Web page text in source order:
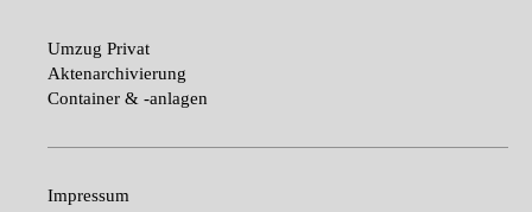
Umzug Privat
Aktenarchivierung
Container & -anlagen
Impressum